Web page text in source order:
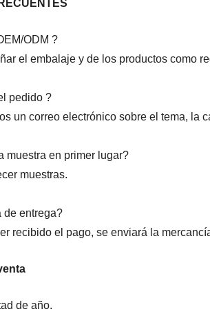
ODM ?
el embalaje y de los productos como
pedido ?
un correo electrónico sobre el tema, la
muestra en primer lugar?
muestras.
de entrega?
recibido el pago, se enviará la
de año.